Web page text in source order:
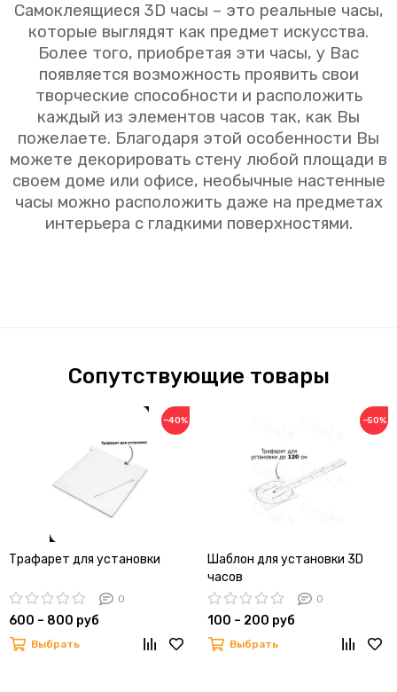
Самоклеящиеся 3D часы – это реальные часы,
которые выглядят как предмет искусства.
Более того, приобретая эти часы, у Вас
появляется возможность проявить свои
творческие способности и расположить
каждый из элементов часов так, как Вы
пожелаете. Благодаря этой особенности Вы
можете декорировать стену любой площади в
своем доме или офисе, необычные настенные
часы можно расположить даже на предметах
интерьера с гладкими поверхностями.
Сопутствующие товары
−40%
Трафарет для установки
0
600 – 800 руб
Выбрать
−50%
Шаблон для установки 3D
часов
0
100 – 200 руб
Выбрать